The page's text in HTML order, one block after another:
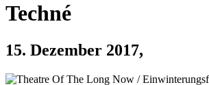
Techné
15. Dezember 2017,